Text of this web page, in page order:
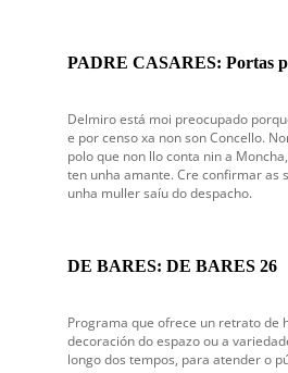
PADRE CASARES: Portas
Delmiro está moi preocupado
e por censo xa non son Concello.
polo que non llo conta nin a
ten unha amante. Cre confirmar as
unha muller saíu do despacho.
DE BARES: DE BARES 26
Programa que ofrece un retrato de
decoración do espazo ou a
longo dos tempos, para atender o